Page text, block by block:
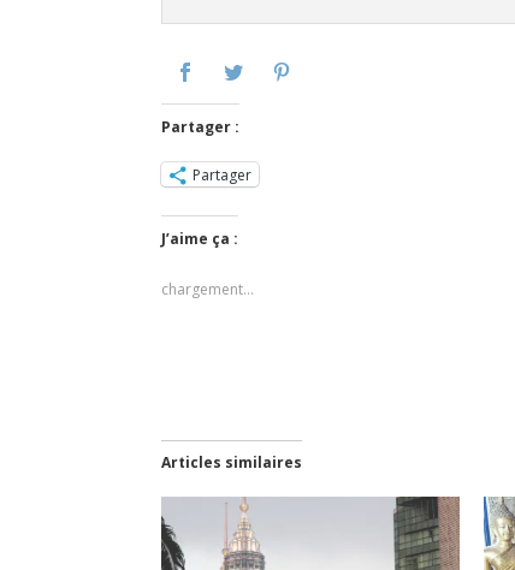
Partager :
Partager
J’aime ça :
chargement…
Articles similaires